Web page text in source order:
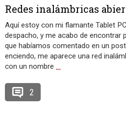
Redes inalámbricas
Aquí estoy con mi flamante Tablet
despacho, y me acabo de encontrar
que habíamos comentado en un
enciendo, me aparece una red
con un nombre …
2